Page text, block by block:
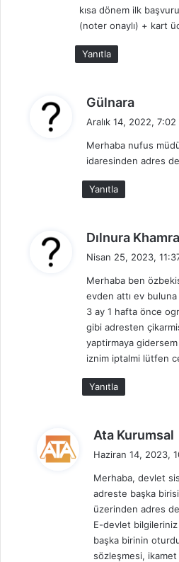
i
:
kısa dönem ilk
(noter onaylı) + kart
Yanıtla
Gülnara
i
k
Aralık 14, 2022, 7:02
Merhaba nufus
idaresinden adres
Yanıtla
Dılnura
Nisan 25, 2023,
Merhaba ben
evden attı ev
3 ay 1 hafta önce
gibi adresten
yaptirmaya
iznim iptalmi lütfen
Yanıtla
Ata Kurumsal
i
k
i
:
Haziran 14, 2023,
Merhaba, devlet
adreste başka
üzerinden adres
E-devlet
başka birinin
sözleşmesi,